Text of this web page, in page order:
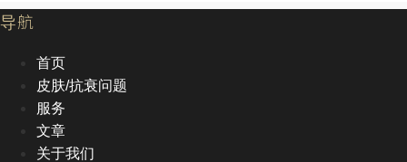
导航
首页
皮肤/抗衰问题
服务
文章
关于我们